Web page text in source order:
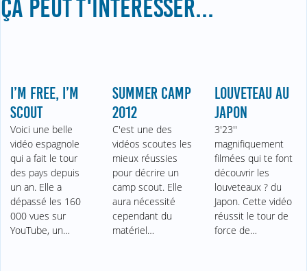
ÇA PEUT T'INTÉRESSER...
I’M FREE, I’M
SCOUT
Voici une belle
vidéo espagnole
qui a fait le tour
des pays depuis
un an. Elle a
dépassé les 160
000 vues sur
YouTube, un…
SUMMER CAMP
2012
C'est une des
vidéos scoutes les
mieux réussies
pour décrire un
camp scout. Elle
aura nécessité
cependant du
matériel…
LOUVETEAU AU
JAPON
3'23''
magnifiquement
filmées qui te font
découvrir les
louveteaux ? du
Japon. Cette vidéo
réussit le tour de
force de…